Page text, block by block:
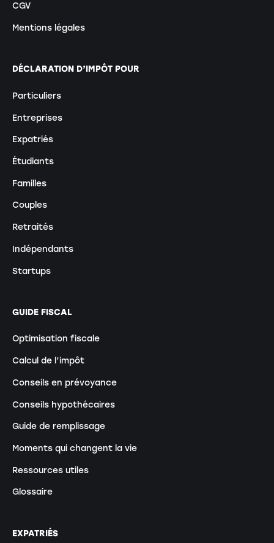
CGV
Mentions légales
DÉCLARATION D’IMPÔT POUR
Particuliers
Entreprises
Expatriés
Étudiants
Familles
Couples
Retraités
Indépendants
Startups
GUIDE FISCAL
Optimisation fiscale
Calcul de l’impôt
Conseils en prévoyance
Conseils hypothécaires
Guide de remplissage
Moments qui changent la vie
Ressources utiles
Glossaire
EXPATRIÉS